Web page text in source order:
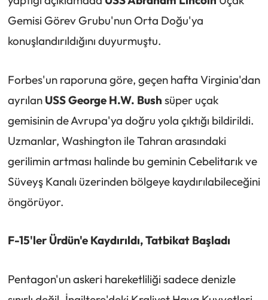
Gemisi Görev Grubu'nun Orta Doğu'ya
konuşlandırıldığını duyurmuştu.
Forbes'un raporuna göre, geçen hafta Virginia'dan
ayrılan USS George H.W. Bush süper uçak
gemisinin de Avrupa'ya doğru yola çıktığı bildirildi.
Uzmanlar, Washington ile Tahran arasındaki
gerilimin artması halinde bu geminin Cebelitarık ve
Süveyş Kanalı üzerinden bölgeye kaydırılabileceğini
öngörüyor.
F-15'ler Ürdün'e Kaydırıldı, Tatbikat Başladı
Pentagon'un askeri hareketliliği sadece denizle